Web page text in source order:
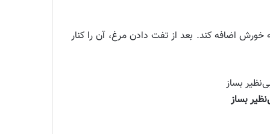
اضافه کند. بعد از تفت دادن مرغ، آن را کنار
بساز